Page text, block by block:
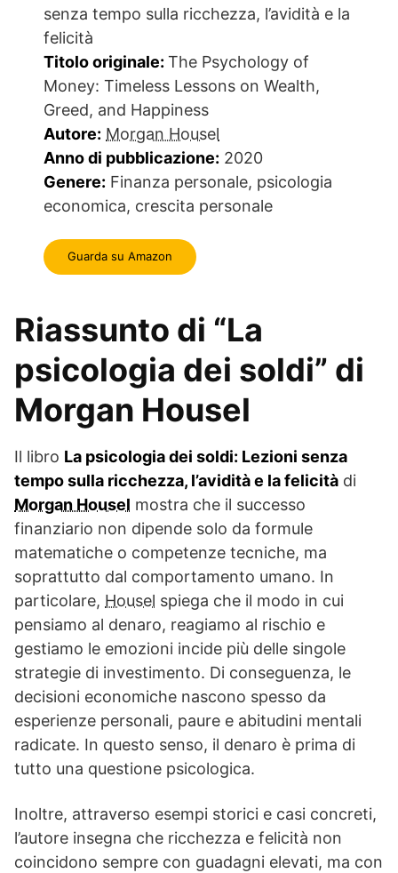
senza tempo sulla ricchezza, l’avidità e la
felicità
Titolo originale:The Psychology of
Money: Timeless Lessons on Wealth,
Greed, and Happiness
Autore: Morgan Housel
Anno di pubblicazione: 2020
Genere: Finanza personale, psicologia
economica, crescita personale
Guarda su Amazon
Riassunto di “La
psicologia dei soldi” di
Morgan Housel
Il libro La psicologia dei soldi: Lezioni senza
tempo sulla ricchezza, l’avidità e la felicità di
Morgan Housel mostra che il successo
finanziario non dipende solo da formule
matematiche o competenze tecniche, ma
soprattutto dal comportamento umano. In
particolare, Housel spiega che il modo in cui
pensiamo al denaro, reagiamo al rischio e
gestiamo le emozioni incide più delle singole
strategie di investimento. Di conseguenza, le
decisioni economiche nascono spesso da
esperienze personali, paure e abitudini mentali
radicate. In questo senso, il denaro è prima di
tutto una questione psicologica.
Inoltre, attraverso esempi storici e casi concreti,
l’autore insegna che ricchezza e felicità non
coincidono sempre con guadagni elevati, ma con